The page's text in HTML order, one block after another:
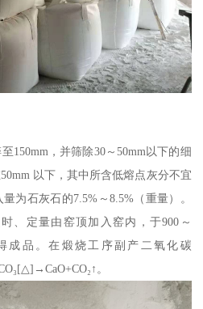
150mm，并筛除30～50mm以下的细
以下，其中所含低熔点灰分不宜
为石灰石的7.5%～8.5%（重量）。
、定量由窑顶加入窑内，于900～
成品。在煅烧工序副产二氧化碳
。